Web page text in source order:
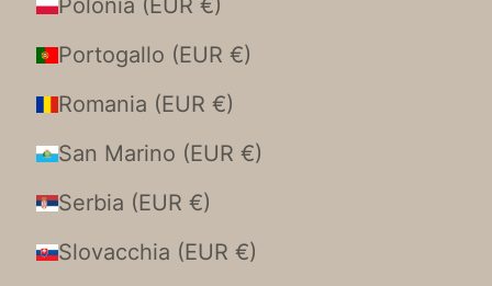
Portogallo (EUR €)
Romania (EUR €)
San Marino (EUR €)
Serbia (EUR €)
Slovacchia (EUR €)